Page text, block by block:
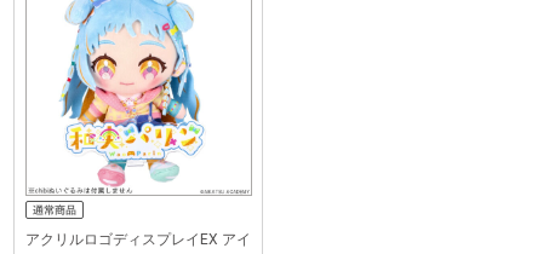
アクリルロゴディスプレイEX アイ